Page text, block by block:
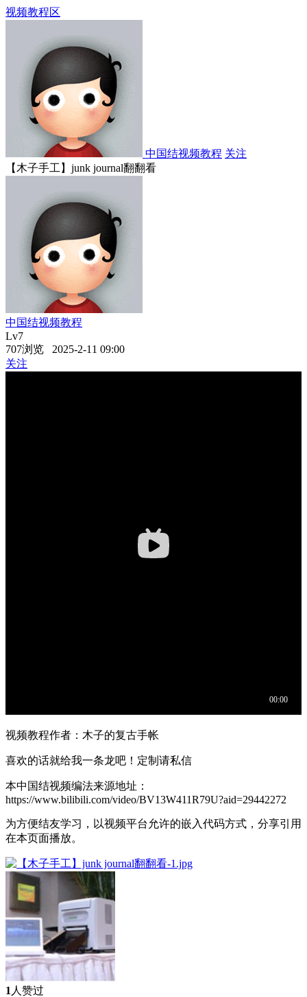
视频教程区
中国结视频教程 关注
【木子手工】junk journal翻翻看
中国结视频教程
Lv7
707浏览 2025-2-11 09:00
关注
视频教程作者：木子的复古手帐
喜欢的话就给我一条龙吧！定制请私信
本中国结视频编法来源地址：
https://www.bilibili.com/video/BV13W411R79U?aid=29442272
为方便结友学习，以视频平台允许的嵌入代码方式，分享引用
在本页面播放。
1 人赞过